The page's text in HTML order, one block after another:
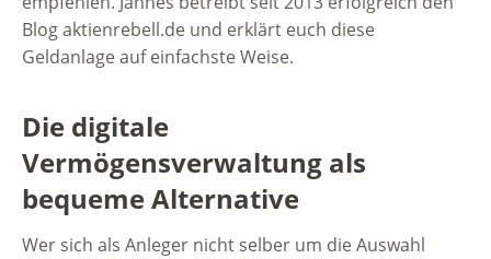
Blog aktienrebell.de und erklärt euch diese
Geldanlage auf einfachste Weise.
Die digitale
Vermögensverwaltung als
bequeme Alternative
Wer sich als Anleger nicht selber um die Auswahl